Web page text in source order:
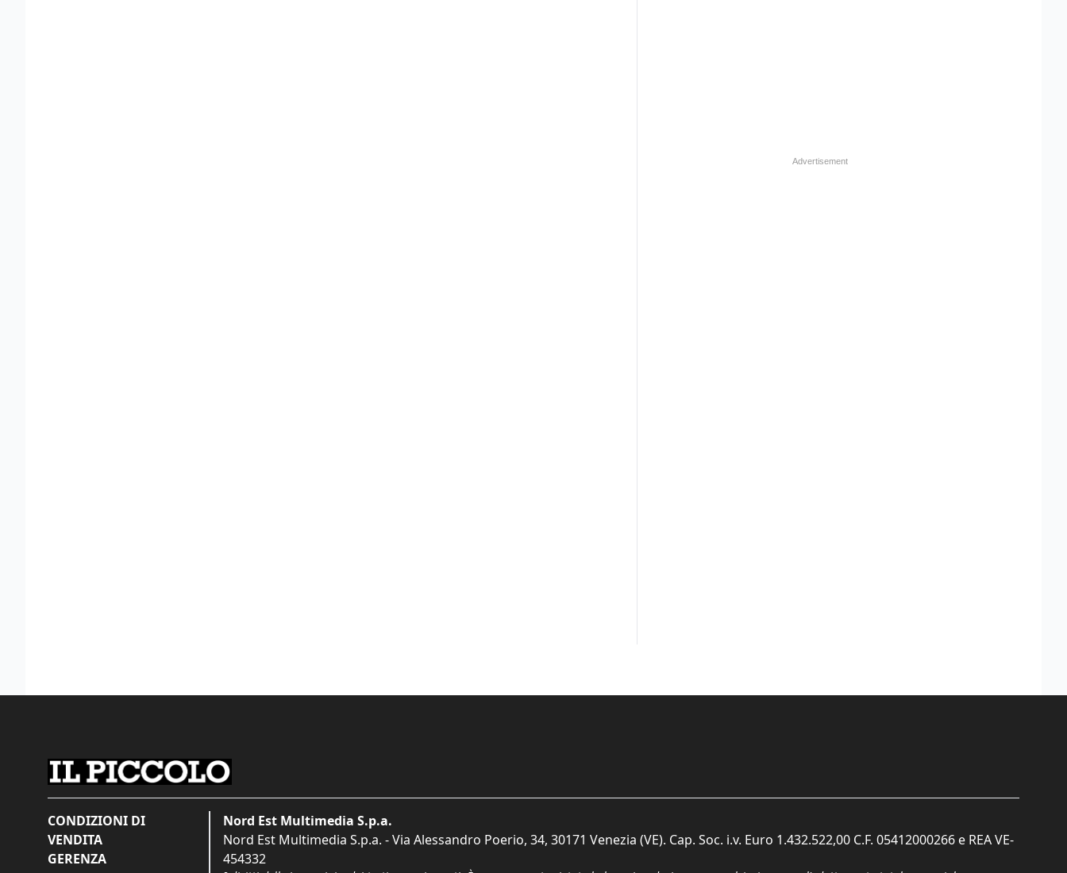
CONDIZIONI DI
VENDITA
GERENZA
Nord Est Multimedia S.p.a.
Nord Est Multimedia S.p.a. - Via Alessandro Poerio, 34, 30171 Venezia (VE). Cap. Soc. i.v. Euro 1.432.522,00 C.F. 05412000266 e REA VE-
454332